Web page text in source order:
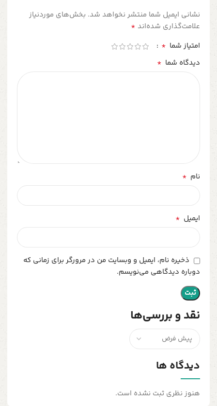
نقد و بررسی‌ها
دیدگاه ها
هنوز نظری ثبت نشده است.
نشانی ایمیل شما منتشر نخواهد شد. بخش‌های موردنیاز
علامت‌گذاری شده‌اند *
امتیاز شما *
دیدگاه شما *
نام *
ایمیل *
ذخیره نام، ایمیل و وبسایت من در مرورگر برای زمانی که
دوباره دیدگاهی می‌نویسم.